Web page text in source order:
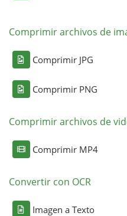
Comprimir archivos de
Comprimir JPG
Comprimir PNG
Comprimir archivos de
Comprimir MP4
Convertir con OCR
Imagen a Texto